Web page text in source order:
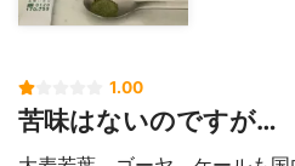
1.00
苦味はないのですが…